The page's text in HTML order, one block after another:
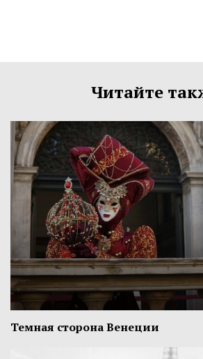
Читайте
Темная сторона Венеции